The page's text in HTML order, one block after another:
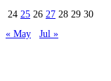
24 25 26 27 28 29 30
« May
Jul »